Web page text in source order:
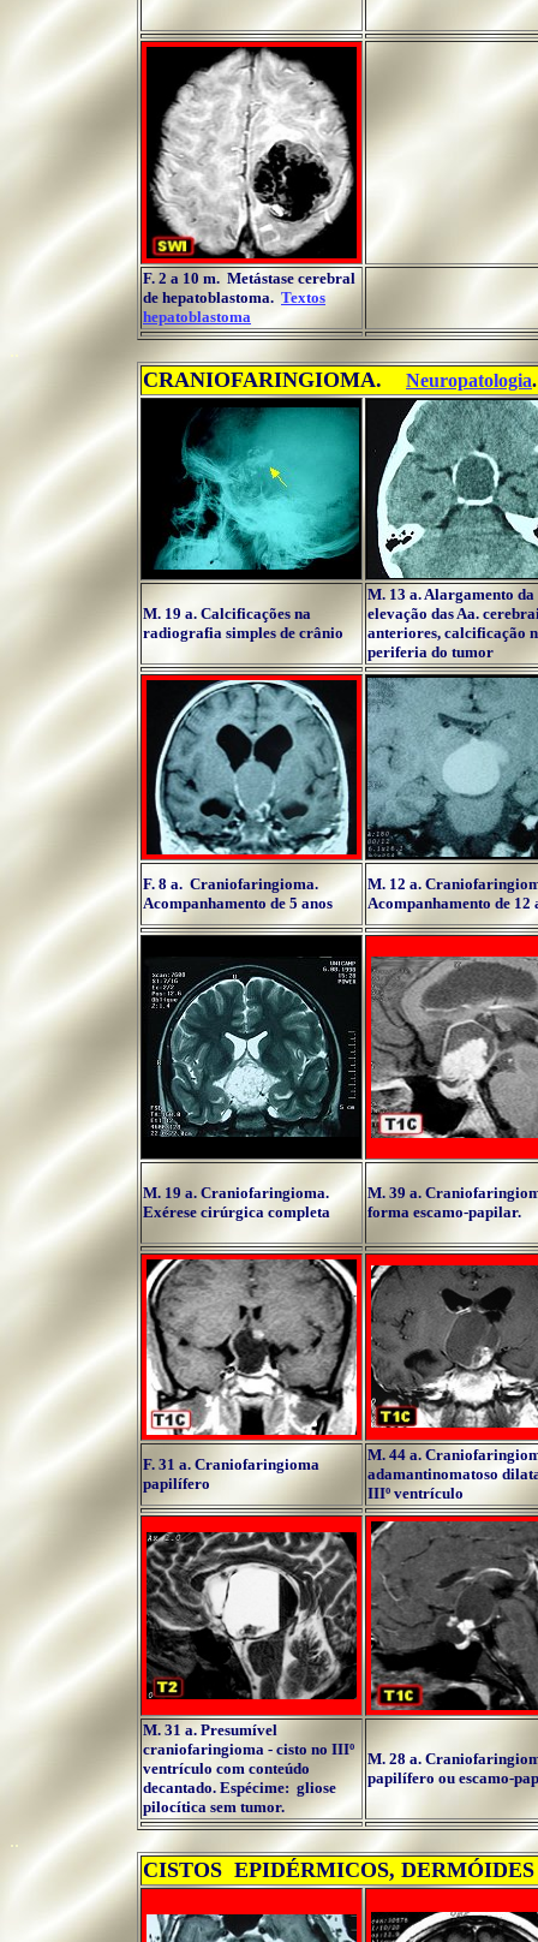
F. 2 a 10 m. Metástase cerebral
de hepatoblastoma. Textos
hepatoblastoma
..
CRANIOFARINGIOMA. Neuropatologia.
M. 19 a. Calcificações na
radiografia simples de crânio
M. 13 a.Alargamento da
elevação das Aa.
anteriores, calcificação
periferia do tumor
F. 8 a. Craniofaringioma.
Acompanhamento de 5 anos
M. 12 a.
Acompanhamento de 12
M. 19 a. Craniofaringioma.
Exérese cirúrgica completa
M. 39 a.
forma escamo-papilar.
F. 31 a. Craniofaringioma
papilífero
M. 44 a.
adamantinomatoso
IIIº ventrículo
M. 31 a. Presumível
craniofaringioma - cisto no IIIº
ventrículo com conteúdo
decantado. Espécime: gliose
pilocítica sem tumor.
M. 28 a.
papilífero ou escamo-
..
CISTOS EPIDÉRMICOS,